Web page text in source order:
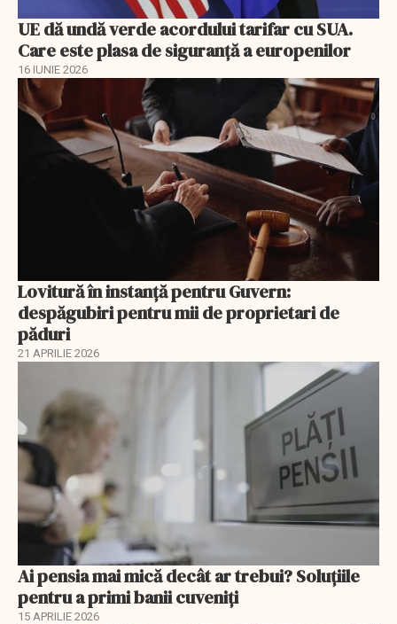
UE dă undă verde acordului tarifar cu SUA.
Care este plasa de siguranță a europenilor
16 IUNIE 2026
Lovitură în instanță pentru Guvern:
despăgubiri pentru mii de proprietari de
păduri
21 APRILIE 2026
Ai pensia mai mică decât ar trebui? Soluţiile
pentru a primi banii cuveniţi
15 APRILIE 2026